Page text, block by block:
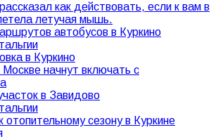
как действовать, если к вам в
летучая мышь.
автобусов в Куркино
в Куркино
начнут включать с
в Завидово
отопительному сезону в Куркине